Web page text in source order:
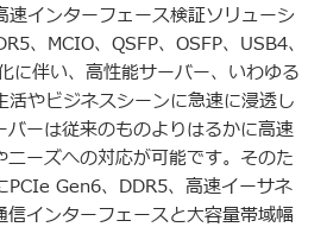
インターフェース検証ソリューシ
、MCIO、QSFP、OSFP、USB4、
に伴い、高性能サーバー、いわゆる
やビジネスシーンに急速に浸透し
ーは従来のものよりはるかに高速
ーズへの対応が可能です。そのた
PCIe Gen6、DDR5、高速イーサネ
信インターフェースと大容量帯域幅